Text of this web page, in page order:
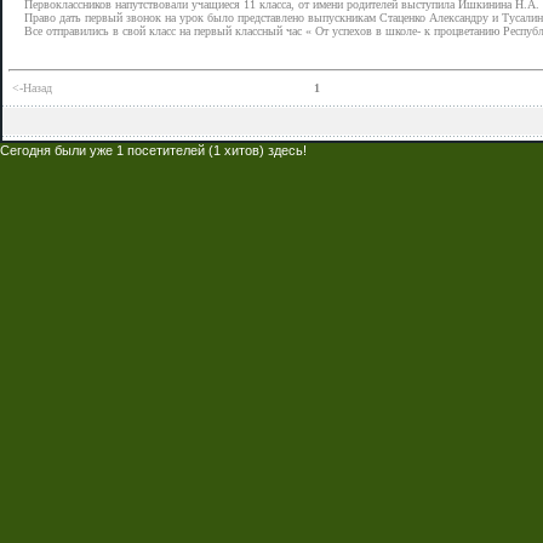
Первоклассников напутствовали учащиеся 11 класса, от имени родителей выступила Ишкинина Н.А.
Право дать первый звонок на урок было представлено выпускникам Стаценко Александру и
Все отправились в свой класс на первый классный час « От успехов в школе- к процветанию
<-Назад 1
Сегодня были уже 1 посетителей (1 хитов) здесь!